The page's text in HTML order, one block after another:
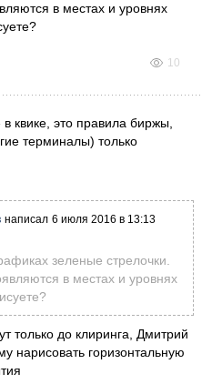
в местах и уровнях
10
квике, это правила биржы,
терминалы) только
написал 6 июля 2016 в 13:13
зеленые стрелочки.
в местах и уровнях
только до клиринга, Дмитрий
нарисовать горизонтальную